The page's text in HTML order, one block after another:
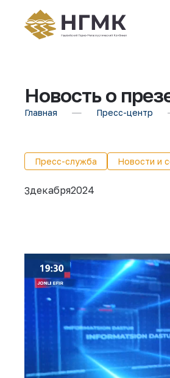
Новость о
Главная Пресс-центр
Пресс-служба Новости и
3декабря2024